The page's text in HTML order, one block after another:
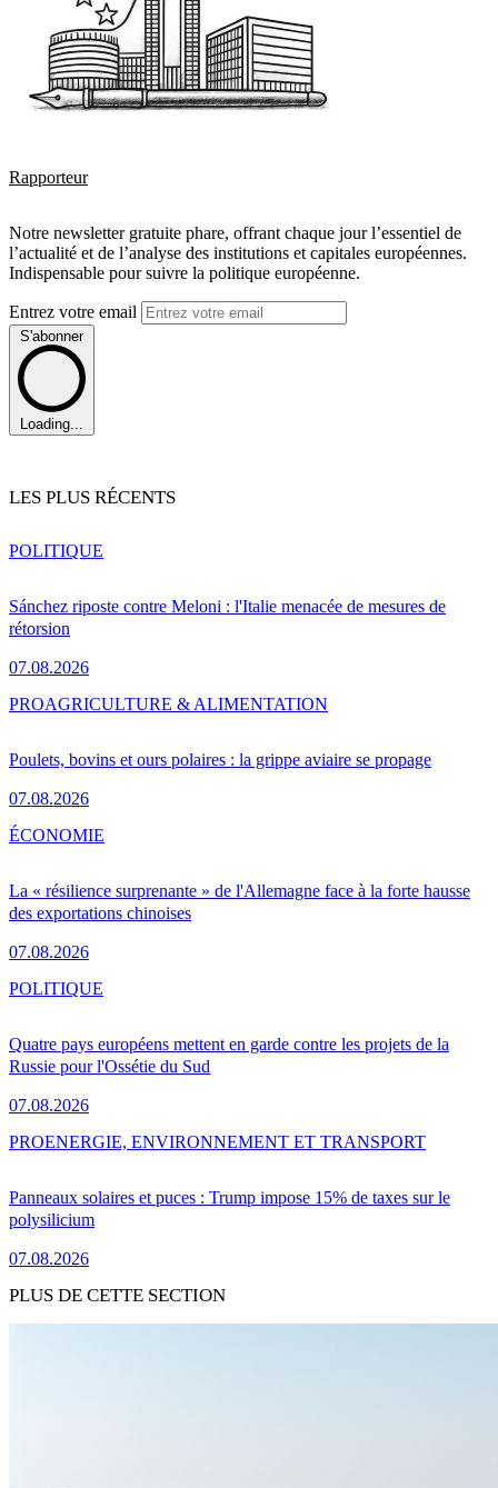
Rapporteur
Notre newsletter gratuite phare, offrant chaque jour l’essentiel de
l’actualité et de l’analyse des institutions et capitales européennes.
Indispensable pour suivre la politique européenne.
Entrez votre email
S'abonner
Loading...
LES PLUS RÉCENTS
Sánchez riposte contre Meloni : l'Italie menacée de mesures de
rétorsion
07.08.2026
POLITIQUE
Poulets, bovins et ours polaires : la grippe aviaire se propage
07.08.2026
PROAGRICULTURE & ALIMENTATION
La « résilience surprenante » de l'Allemagne face à la forte hausse
des exportations chinoises
07.08.2026
ÉCONOMIE
Quatre pays européens mettent en garde contre les projets de la
Russie pour l'Ossétie du Sud
07.08.2026
POLITIQUE
Panneaux solaires et puces : Trump impose 15% de taxes sur le
polysilicium
07.08.2026
PROENERGIE, ENVIRONNEMENT ET TRANSPORT
PLUS DE CETTE SECTION